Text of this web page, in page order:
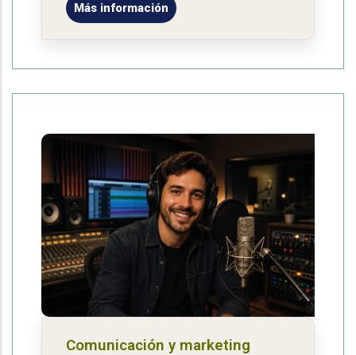
Más información
Comunicación y marketing